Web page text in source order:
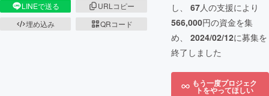
LINEで送る
URLコピー
埋め込み
QRコード
し、 67人の支援により
566,000円の資金を集
め、 2024/02/12に募集を
終了しました
もう一度プロジェク
トをやってほしい